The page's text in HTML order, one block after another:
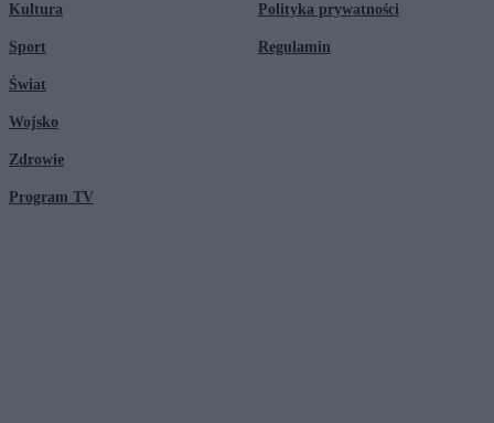
Kultura
Sport
Świat
Wojsko
Zdrowie
Program TV
Polityka prywatności
Regulamin